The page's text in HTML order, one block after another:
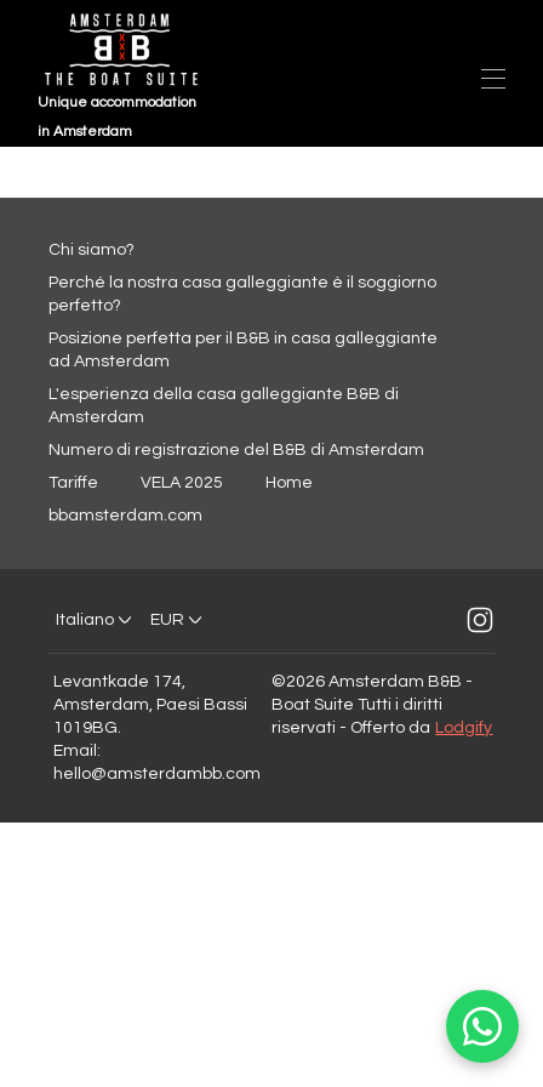
Unique accommodation
in Amsterdam
Disponibilità
Contatto
Chi siamo?
Perché la nostra casa galleggiante è il soggiorno
perfetto?
Posizione perfetta per il B&B in casa galleggiante
ad Amsterdam
L'esperienza della casa galleggiante B&B di
Amsterdam
Numero di registrazione del B&B di Amsterdam
Tariffe
VELA 2025
Home
bbamsterdam.com
Italiano EUR
Levantkade 174,
Amsterdam, Paesi Bassi
1019BG.
Email :
hello@amsterdambb.com
©2026 Amsterdam B&B -
Boat Suite Tutti i diritti
riservati - Offerto da Lodgify